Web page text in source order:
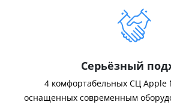
Серьёзный
4 комфортабельных СЦ
оснащенных современным